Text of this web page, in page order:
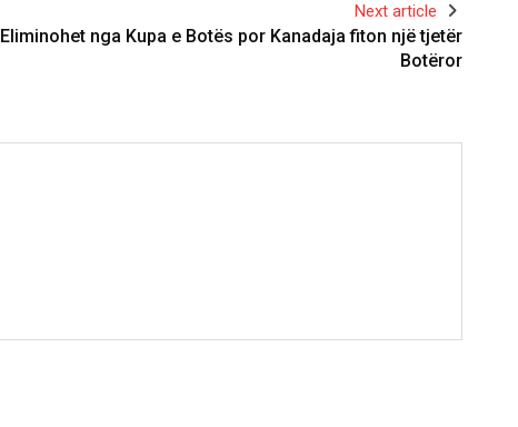
Next article
Eliminohet nga Kupa e Botës por Kanadaja fiton një tjetër
Botëror